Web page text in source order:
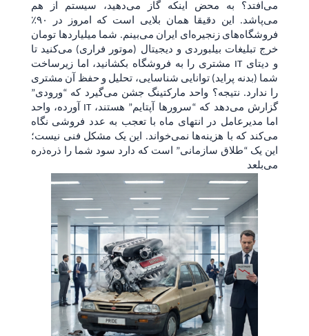
می‌افتد؟ به محض اینکه گاز می‌دهید، سیستم از هم
می‌پاشد. این دقیقا همان بلایی است که امروز در ۹۰٪
فروشگاه‌های زنجیره‌ای ایران می‌بینم. شما میلیاردها تومان
خرج تبلیغات بیلبوردی و دیجیتال (موتور فراری) می‌کنید تا
مشتری را به فروشگاه بکشانید، اما زیرساخت IT و دیتای
شما (بدنه پراید) توانایی شناسایی، تحلیل و حفظ آن مشتری
را ندارد. نتیجه؟ واحد مارکتینگ جشن می‌گیرد که “ورودی”
آورده، واحد IT گزارش می‌دهد که “سرورها آپتایم” هستند،
اما مدیرعامل در انتهای ماه با تعجب به عدد فروشی نگاه
می‌کند که با هزینه‌ها نمی‌خواند. این یک مشکل فنی نیست؛
این یک “طلاق سازمانی” است که دارد سود شما را ذره‌ذره
می‌بلعد